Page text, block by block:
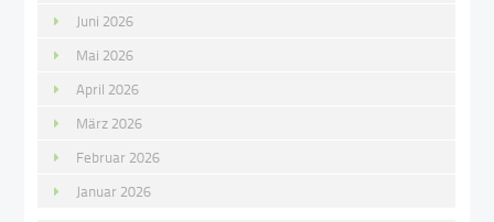
Juni 2026
Mai 2026
April 2026
März 2026
Februar 2026
Januar 2026